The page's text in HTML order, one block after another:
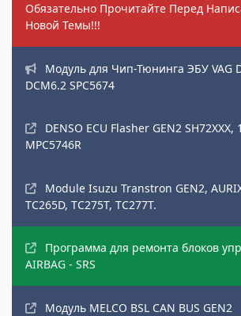
Обязательно Прочитайте Перед
Новой Темы!!!
Модуль для Чип-Тюнинга ЭБУ VAG
DCM6.2 SPC5674
DENSO ECU Flasher GEN2 SH72XXX,
MPC5746R
Module Isuzu Transtron GEN2,
TC265D, TC275T, TC277T.
Программа для ремонта блоков
AIRBAG - SRS
Модуль MELCO BSL CAN BUS GEN2